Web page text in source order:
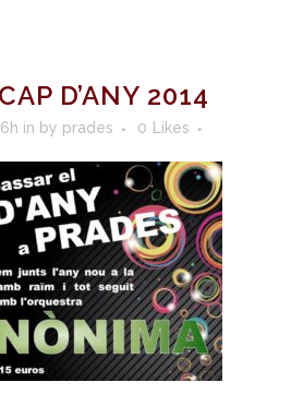
CAP D’ANY 2014
in by prades 0 Likes